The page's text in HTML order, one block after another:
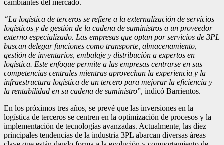
cambiantes del mercado.
“La logística de terceros se refiere a la externalización de servicios
logísticos y de gestión de la cadena de suministros a un proveedor
externo especializado. Las empresas que optan por servicios de 3PL
buscan delegar funciones como transporte, almacenamiento,
gestión de inventarios, embalaje y distribución a expertos en
logística. Este enfoque permite a las empresas centrarse en sus
competencias centrales mientras aprovechan la experiencia y la
infraestructura logística de un tercero para mejorar la eficiencia y
la rentabilidad en su cadena de suministro”, indicó Barrientos.
En los próximos tres años, se prevé que las inversiones en la
logística de terceros se centren en la optimización de procesos y la
implementación de tecnologías avanzadas. Actualmente, las diez
principales tendencias de la industria 3PL abarcan diversas áreas